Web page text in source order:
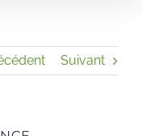
Suivant